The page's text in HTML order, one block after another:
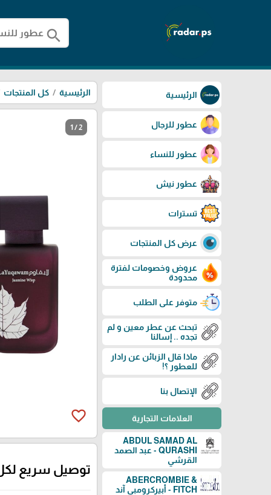
search
الرئيسية
عطور للرجال
عطور للنساء
عطور نيش
تسترات
عرض كل المنتجات
عروض وخصومات لفترة
محدودة
متوفر على الطلب
تبحث عن عطر معين و لم
تجده .. إسالنا
ماذا قال الزبائن عن رادار
للعطور ؟!
الإتصال بنا
العلامات التجارية
ABDUL SAMAD AL
QURASHI - عبد الصمد
القرشي
ABERCROMBIE &
FITCH - أبيركرومبي آند
الرئيسية كل المنتجات
1 / 2
favorite_border
توصيل سريع